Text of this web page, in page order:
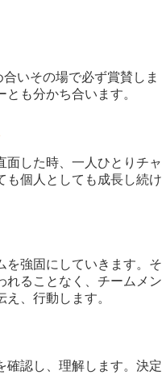
合いその場で必ず賞賛しま
も分かち合います。
面した時、一人ひとりチャ
も個人としても成長し続け
を強固にしていきます。そ
れることなく、チームメン
、行動します。
確認し、理解します。決定